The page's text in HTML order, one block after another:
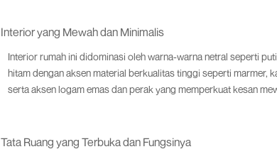
Interior yang Mewah dan Minimalis
Interior rumah ini didominasi oleh warna-warna netral seperti
hitam dengan aksen material berkualitas tinggi seperti marmer,
serta aksen logam emas dan perak yang memperkuat kesan
Tata Ruang yang Terbuka dan Fungsinya